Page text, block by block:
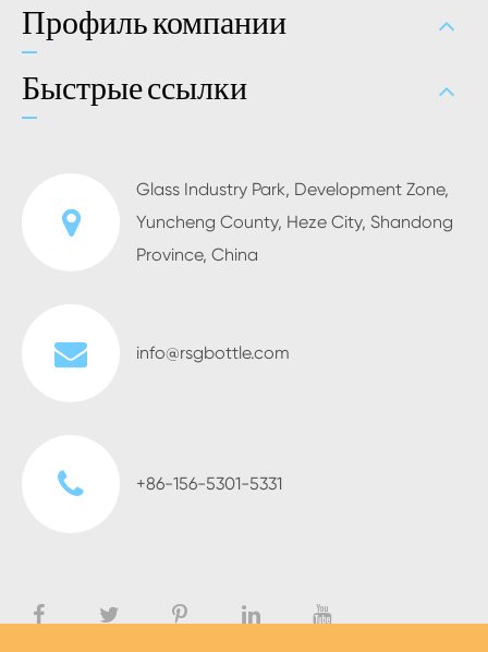
Профиль компании
Быстрые ссылки
Glass Industry Park, Development Zone,
Yuncheng County, Heze City, Shandong
Province, China
info@rsgbottle.com
+86-156-5301-5331